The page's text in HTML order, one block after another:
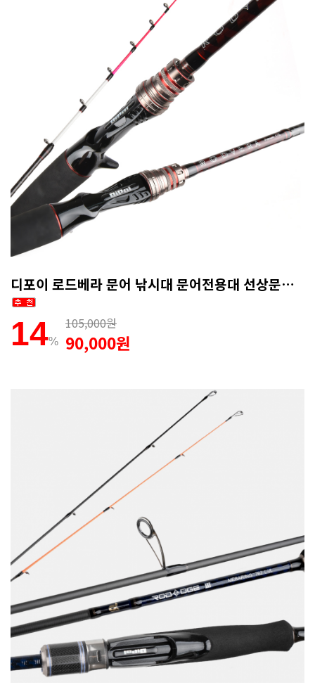
디포이 로드베라 문어 낚시대 문어전용대 선상문어대 문어대 갑오징어대 165MH
14%
105,000원
90,000원